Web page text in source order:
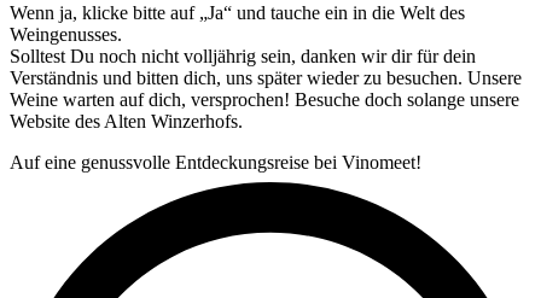
Wenn ja, klicke bitte auf „Ja“ und tauche ein in die Welt des
Weingenusses.
Solltest Du noch nicht volljährig sein, danken wir dir für dein
Verständnis und bitten dich, uns später wieder zu besuchen. Unsere
Weine warten auf dich, versprochen! Besuche doch solange unsere
Website des Alten Winzerhofs.
Auf eine genussvolle Entdeckungsreise bei Vinomeet!